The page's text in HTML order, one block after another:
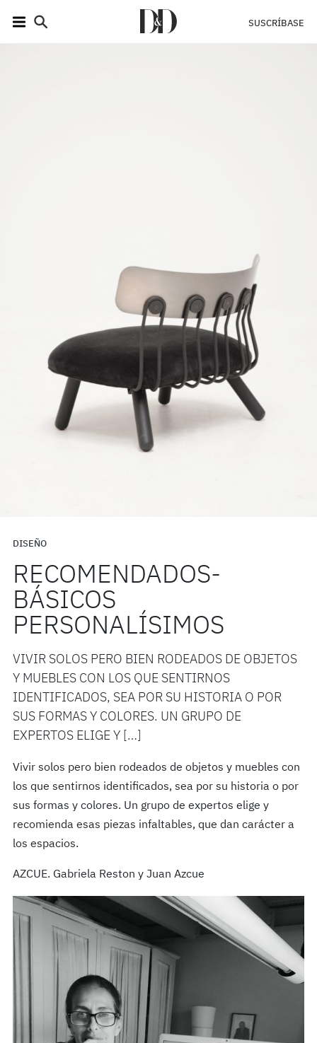
SUSCRÍBASE
DISEÑO
RECOMENDADOS-
BÁSICOS
PERSONALÍSIMOS
VIVIR SOLOS PERO BIEN RODEADOS DE OBJETOS
Y MUEBLES CON LOS QUE SENTIRNOS
IDENTIFICADOS, SEA POR SU HISTORIA O POR
SUS FORMAS Y COLORES. UN GRUPO DE
EXPERTOS ELIGE Y […]
Vivir solos pero bien rodeados de objetos y muebles con
los que sentirnos identificados, sea por su historia o por
sus formas y colores. Un grupo de expertos elige y
recomienda esas piezas infaltables, que dan carácter a
los espacios.
AZCUE. Gabriela Reston y Juan Azcue